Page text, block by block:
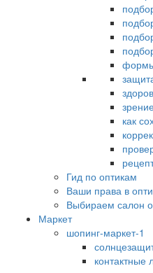
как
Гид по оптикам
Ваши права в
Выбираем салон
Маркет
шопинг-маркет-1
контактные